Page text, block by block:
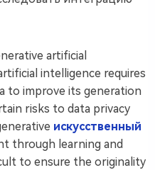
artificial
intelligence requires
to improve its generation
risks to data privacy
искусственный
through learning and
to ensure the originality